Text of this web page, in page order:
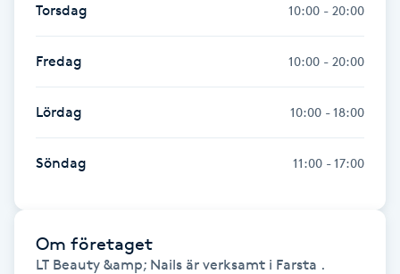
Gravidmassage
Gravidyoga
Gruppträning
Hatha Yoga
Torsdag 10:00 - 20:00
Fredag 10:00 - 20:00
Lördag 10:00 - 18:00
Söndag 11:00 - 17:00
Om företaget
LT Beauty &amp; Nails är verksamt i Farsta .